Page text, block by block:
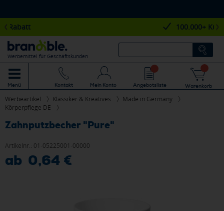
Werbemittel für Geschäftskunden
Menü Kontakt Mein Konto Angebotsliste Warenkorb
Werbeartikel Klassiker & Kreatives
Made in Germany
Körperpflege DE
Zahnputzbecher "Pure"
Artikelnr.: 01-05225001-00000
ab 0,64 €